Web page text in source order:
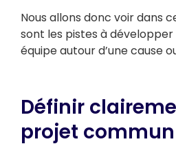
Nous allons donc voir dans
sont les pistes à
équipe autour d’une cause
Définir
projet commun